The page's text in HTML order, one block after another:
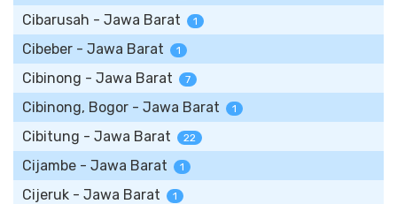
Cibarusah - Jawa Barat 1
Cibeber - Jawa Barat 1
Cibinong - Jawa Barat 7
Cibinong, Bogor - Jawa Barat 1
Cibitung - Jawa Barat 22
Cijambe - Jawa Barat 1
Cijeruk - Jawa Barat 1